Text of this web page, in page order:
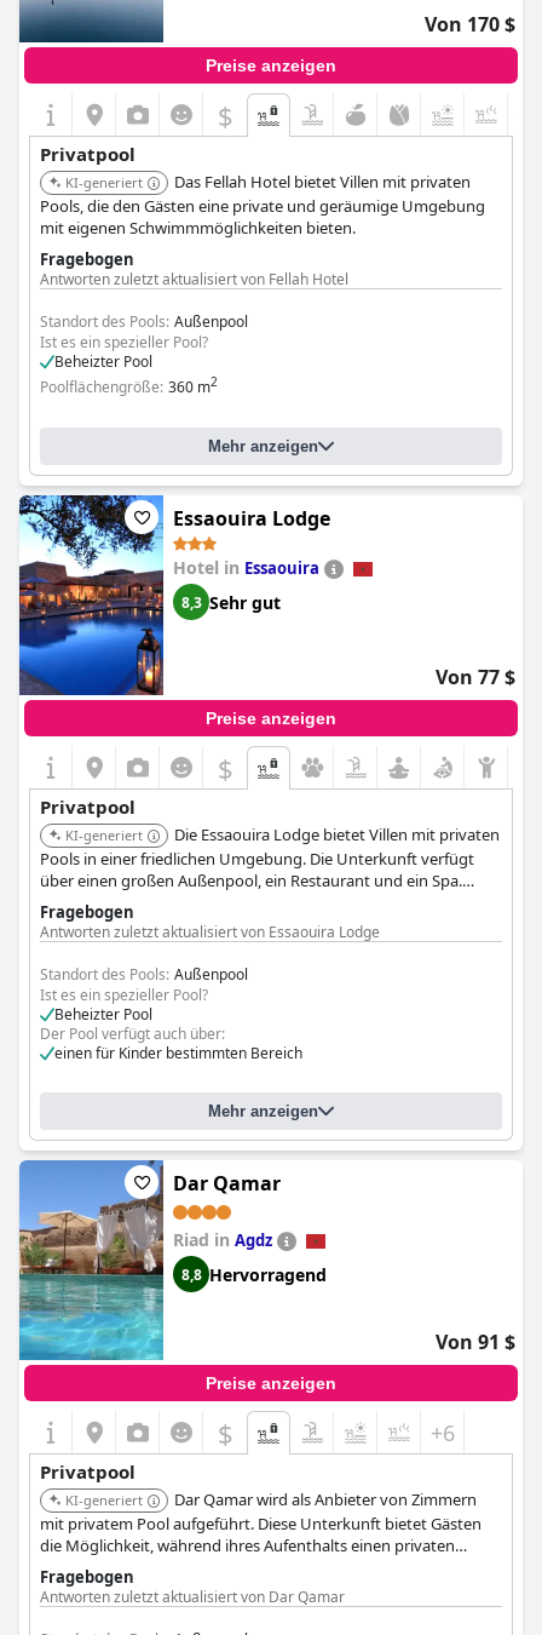
Einrichtungen, darunter eine professionelle Schwimmsauna,
tragen zum umfassenden Entspannungserlebnis bei. Die
Annehmlichkeiten des Hotels werden als preisgünstig
beschrieben und sind für besondere Anlässe wie Hochzeiten
uneingeschränkt zu empfehlen.
Insgesamt wirdRiad Anya & SPA
für seine ruhigen Pools und
seinen professionellen 24/7-Service sehr empfohlen, was es zu
einer bevorzugten Wahl für einen romantischen und
erholsamen Urlaub macht.
Von 170 $
Preise anzeigen
$
Privatpool
KI-generiert
Das Fellah Hotel bietet Villen mit privaten
Pools, die den Gästen eine private und geräumige Umgebung
mit eigenen Schwimmmöglichkeiten bieten.
Fragebogen
Antworten zuletzt aktualisiert von Fellah Hotel
Standort des Pools: Außenpool
Ist es ein spezieller Pool?
Beheizter Pool
Poolflächengröße: 360 m2
Mehr anzeigen
Essaouira Lodge
Hotel in Essaouira
8,3 Sehr gut
Von 77 $
Preise anzeigen
$
Privatpool
KI-generiert
Die Essaouira Lodge bietet Villen mit privaten
Pools in einer friedlichen Umgebung. Die Unterkunft verfügt
über einen großen Außenpool, ein Restaurant und ein Spa.
Gäste schätzen die ruhige Lage, das freundliche Personal und
die Möglichkeit beheizter Pools in einigen Villen.
Fragebogen
Antworten zuletzt aktualisiert von Essaouira Lodge
Standort des Pools: Außenpool
Ist es ein spezieller Pool?
Beheizter Pool
Der Pool verfügt auch über:
einen für Kinder bestimmten Bereich
Mehr anzeigen
Dar Qamar
Riad in Agdz
8,8 Hervorragend
Von 91 $
Preise anzeigen
$ +6
Privatpool
KI-generiert
Dar Qamar wird als Anbieter von Zimmern
mit privatem Pool aufgeführt. Diese Unterkunft bietet Gästen
die Möglichkeit, während ihres Aufenthalts einen privaten
Swimmingpool zu nutzen.
Fragebogen
Antworten zuletzt aktualisiert von Dar Qamar